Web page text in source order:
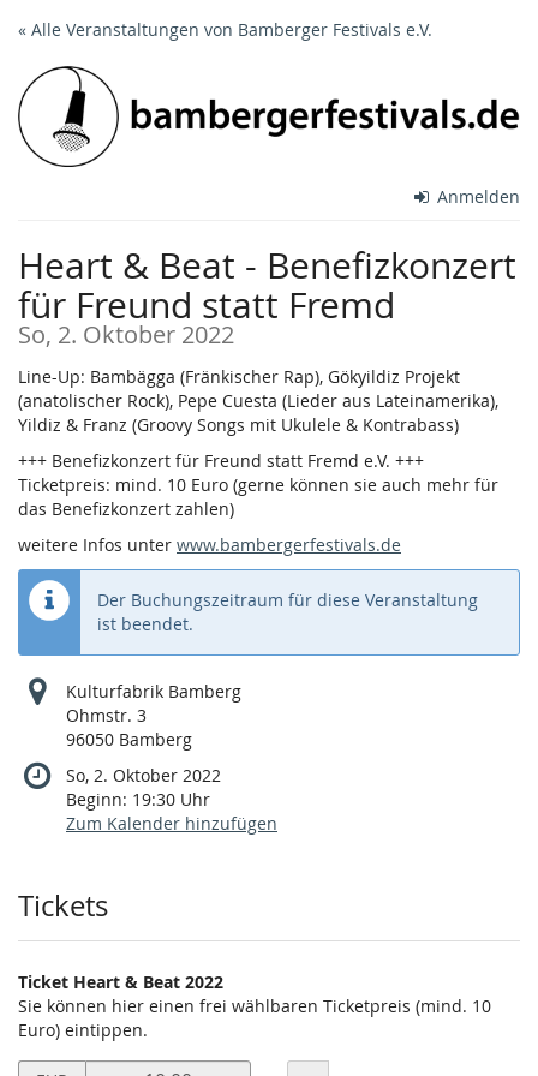
Zum
Inhalt
springen
« Alle Veranstaltungen von Bamberger Festivals e.V.
Anmelden
Heart & Beat - Benefizkonzert
für Freund statt Fremd
So, 2. Oktober 2022
Line-Up: Bambägga (Fränkischer Rap), Gökyildiz Projekt
(anatolischer Rock), Pepe Cuesta (Lieder aus Lateinamerika),
Yildiz & Franz (Groovy Songs mit Ukulele & Kontrabass)
+++ Benefizkonzert für Freund statt Fremd e.V. +++
Ticketpreis: mind. 10 Euro (gerne können sie auch mehr für
das Benefizkonzert zahlen)
weitere Infos unter www.bambergerfestivals.de
Der Buchungszeitraum für diese Veranstaltung
ist beendet.
Kulturfabrik Bamberg
Ohmstr. 3
96050 Bamberg
So, 2. Oktober 2022
Beginn: 19:30 Uhr
Zum Kalender hinzufügen
Produkte
Tickets
Ticket Heart & Beat 2022
Sie können hier einen frei wählbaren Ticketpreis (mind. 10
Euro) eintippen.
Preis